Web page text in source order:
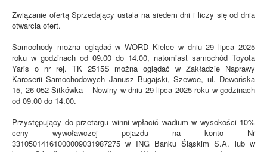
Związanie ofertą Sprzedający ustala na siedem dni i liczy się od dnia
otwarcia ofert.
Samochody można oglądać w WORD Kielce w dniu 29 lipca 2025
roku w godzinach od 09.00 do 14.00, natomiast samochód Toyota
Yaris o nr rej. TK 2515S można oglądać w Zakładzie Naprawy
Karoserii Samochodowych Janusz Bugajski, Szewce, ul. Dewońska
15, 26-052 Sitkówka – Nowiny w dniu 29 lipca 2025 roku w godzinach
od 09.00 do 14.00.
Przystępujący do przetargu winni wpłacić wadium w wysokości 10%
ceny wywoławczej pojazdu na konto Nr
33105014161000009031987275 w ING Banku Śląskim S.A. lub w